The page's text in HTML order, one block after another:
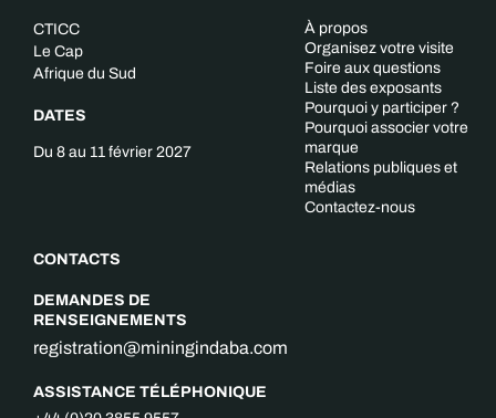
CTICC
Le Cap
Afrique du Sud
DATES
Du 8 au 11 février 2027
CONTACTS
DEMANDES DE
RENSEIGNEMENTS
registration@miningindaba.com
ASSISTANCE TÉLÉPHONIQUE
À propos
Organisez votre visite
Foire aux questions
Liste des exposants
Pourquoi y participer ?
Pourquoi associer votre
marque
Relations publiques et
médias
Contactez-nous